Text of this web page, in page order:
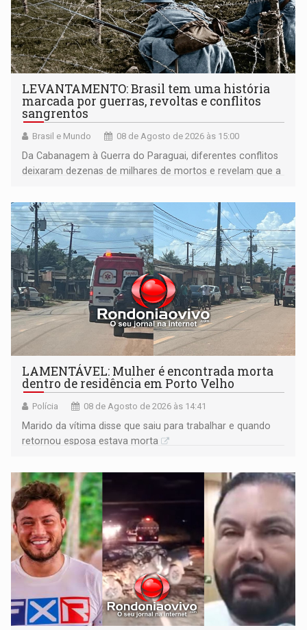
LEVANTAMENTO: Brasil tem uma história
marcada por guerras, revoltas e conflitos
sangrentos
Brasil e Mundo 08 de Agosto de 2026 às 15:00
Da Cabanagem à Guerra do Paraguai, diferentes conflitos
deixaram dezenas de milhares de mortos e revelam que a
territoriais e sociais
LAMENTÁVEL: Mulher é encontrada morta
dentro de residência em Porto Velho
Polícia 08 de Agosto de 2026 às 14:41
Marido da vítima disse que saiu para trabalhar e quando
retornou esposa estava morta